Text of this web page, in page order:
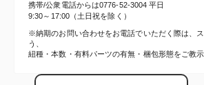
携帯/公衆電話からは0776-52-3004 平日
9:30～17:00（土日祝を除く）
※納期のお問い合わせをお電話でいただく際は、
う、
紐種・本数・有料パーツの有無・梱包形態をご教